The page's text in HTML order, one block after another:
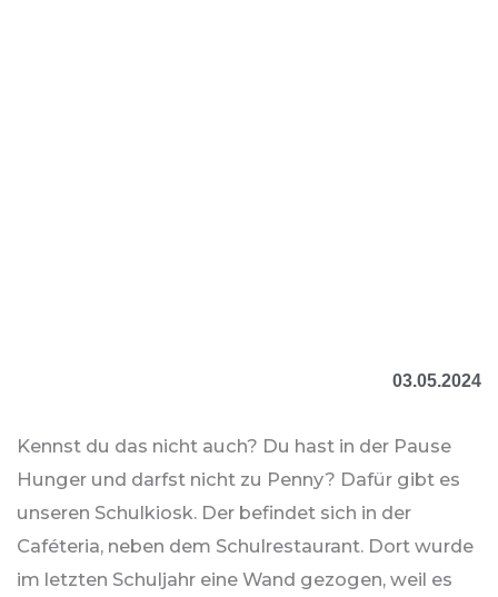
03.05.2024
Kennst du das nicht auch? Du hast in der Pause
Hunger und darfst nicht zu Penny? Dafür gibt es
unseren Schulkiosk. Der befindet sich in der
Caféteria, neben dem Schulrestaurant. Dort wurde
im letzten Schuljahr eine Wand gezogen, weil es